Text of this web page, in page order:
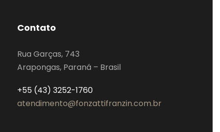
Contato
Rua Garças, 743
Arapongas, Paraná – Brasil
+55 (43) 3252-1760
atendimento@fonzattifranzin.com.br